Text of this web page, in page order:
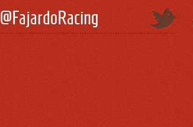
@FajardoRacing